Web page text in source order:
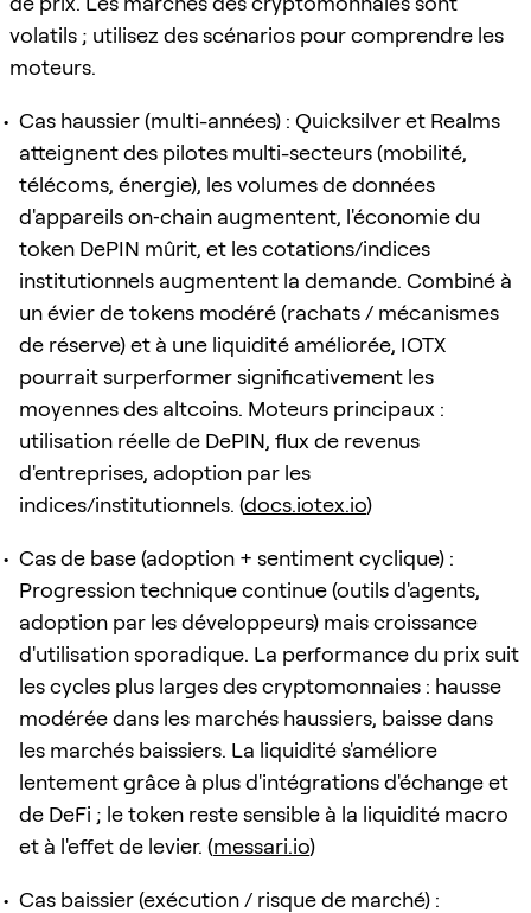
volatils ; utilisez des scénarios pour comprendre les
moteurs.
Cas haussier (multi-années) : Quicksilver et Realms
atteignent des pilotes multi-secteurs (mobilité,
télécoms, énergie), les volumes de données
d'appareils on‑chain augmentent, l'économie du
token DePIN mûrit, et les cotations/indices
institutionnels augmentent la demande. Combiné à
un évier de tokens modéré (rachats / mécanismes
de réserve) et à une liquidité améliorée, IOTX
pourrait surperformer significativement les
moyennes des altcoins. Moteurs principaux :
utilisation réelle de DePIN, flux de revenus
d'entreprises, adoption par les
indices/institutionnels. (docs.iotex.io)
Cas de base (adoption + sentiment cyclique) :
Progression technique continue (outils d'agents,
adoption par les développeurs) mais croissance
d'utilisation sporadique. La performance du prix suit
les cycles plus larges des cryptomonnaies : hausse
modérée dans les marchés haussiers, baisse dans
les marchés baissiers. La liquidité s'améliore
lentement grâce à plus d'intégrations d'échange et
de DeFi ; le token reste sensible à la liquidité macro
et à l'effet de levier. (messari.io)
Cas baissier (exécution / risque de marché) :